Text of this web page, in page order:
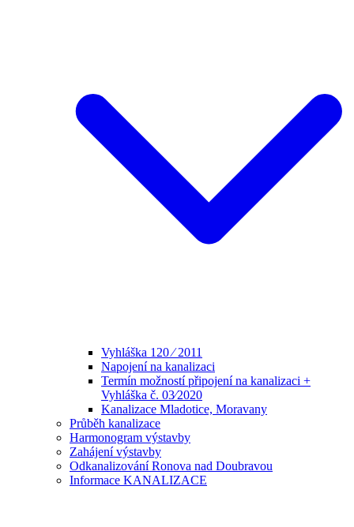
Vyhláška 120 ⁄ 2011
Napojení na kanalizaci
Termín možností připojení na kanalizaci +
Vyhláška č. 03⁄2020
Kanalizace Mladotice, Moravany
Průběh kanalizace
Harmonogram výstavby
Zahájení výstavby
Odkanalizování Ronova nad Doubravou
Informace KANALIZACE